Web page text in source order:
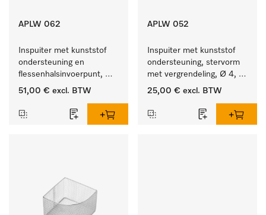
APLW 062
Inspuiter met kunststof
ondersteuning en
flessenhalsinvoerpunt,
ster, Ø 6, lengte 135 mm.
51,00 € excl. BTW
APLW 052
Inspuiter met kunststof
ondersteuning, stervorm
met vergrendeling, Ø 4,
lengte 175 mm.
25,00 € excl. BTW